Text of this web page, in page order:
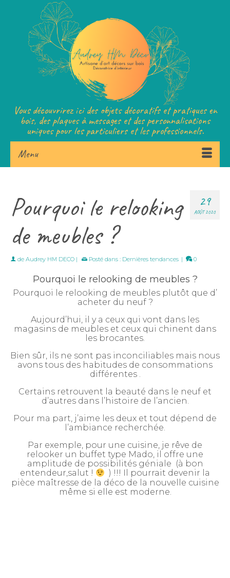
Vous découvrirez ici des objets décoratifs et pratiques en
bois, des plaques à messages et des personnalisations
uniques pour les particuliers et les professionnels.
Menu
29
AOÛT 2020
Pourquoi le relooking
de meubles ?
de Audrey HM DECO | Posté dans : Dernières tendances | 0
Pourquoi le relooking de meubles ?
Pourquoi le relooking de meubles plutôt que d’
acheter du neuf ?
Aujourd’hui, il y a ceux qui vont dans les
magasins de meubles et ceux qui chinent dans
les brocantes.
Bien sûr, ils ne sont pas inconciliables mais nous
avons tous des habitudes de consommations
différentes .
Certains retrouvent la beauté dans le neuf et
d’autres dans l’histoire de l’ancien.
Pour ma part, j’aime les deux et tout dépend de
l’ambiance recherchée.
Par exemple, pour une cuisine, je rêve de
relooker un buffet type Mado, il offre une
amplitude de possibilités géniale (à bon
entendeur,salut !
) !!! Il pourrait devenir la
pièce maîtresse de la déco de la nouvelle cuisine
même si elle est moderne.